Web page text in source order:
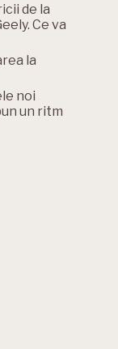
de la
Ce va
la
noi
un ritm